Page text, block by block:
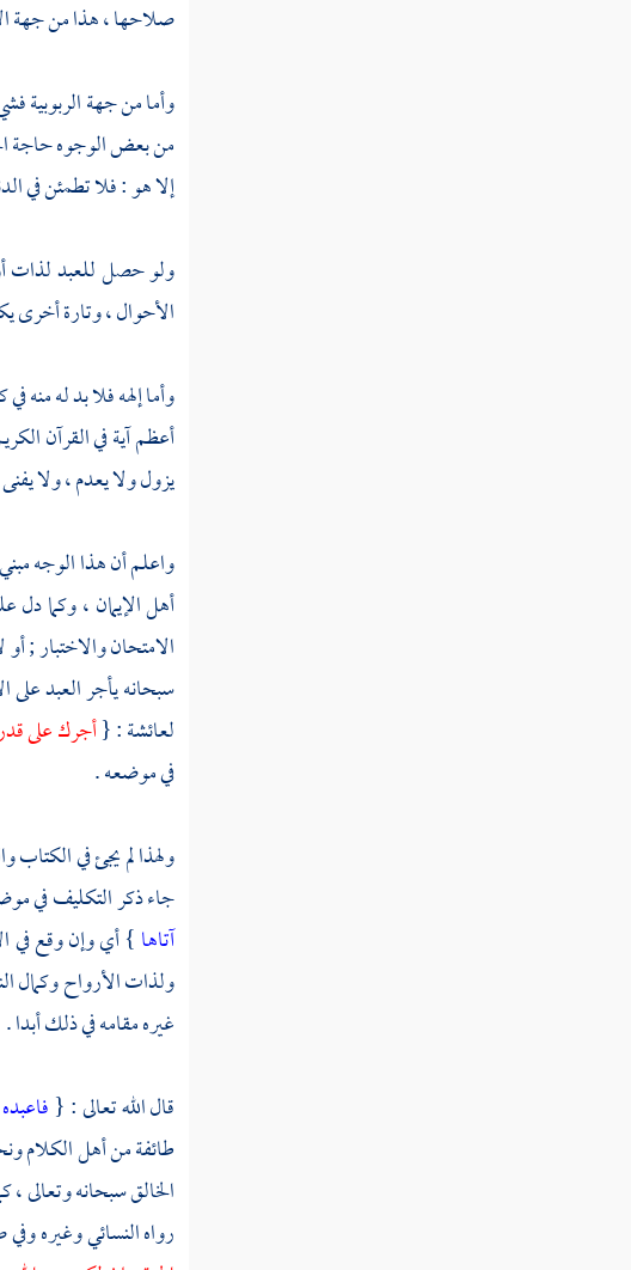
صلاحها ، هذا من جهة
وأما من جهة الربوبية
من بعض الوجوه حاجة
إلا هو : فلا تطمئن في
ولو حصل للعبد لذات
الأحوال ، وتارة أخرى
وأما إلهه فلا بد له
أعظم آية في القرآن
يزول ولا يعدم ، ولا
واعلم أن هذا الوجه
أهل الإيمان ، وكما
الامتحان والاختبار ;
سبحانه يأجر العبد على
لعائشة: {أجرك على
في موضعه .
ولهذا لم يجئ في الكتاب
جاء ذكر التكليف في
آتاها} أي وإن وقع في
ولذات الأرواح وكمال
غيره مقامه في ذلك أبدا .
قال الله تعالى : {
طائفة من أهل الكلام
الخالق سبحانه وتعالى ،
رواهالنسائيوغيره